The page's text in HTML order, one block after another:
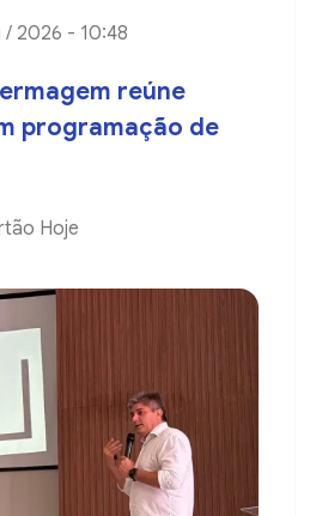
/ 2026 - 10:48
reúne
programação de
Hoje